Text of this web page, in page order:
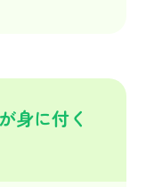
身に付く